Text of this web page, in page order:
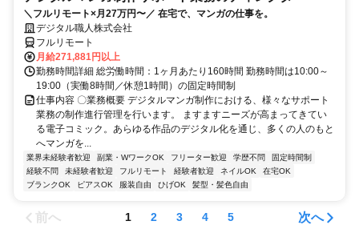
＼フルリモート×月27万円〜／ 在宅で、マンガの仕事を。
デジタル職人株式会社
フルリモート
月給271,881円以上
勤務時間詳細 総労働時間：1ヶ月あたり160時間 勤務時間は10:00～
19:00（実働8時間／休憩1時間）の固定時間制
仕事内容 〇業務概要 デジタルマンガ制作における、様々なサポート
業務の制作進行管理を行います。 ますますニーズが高まってきてい
る電子コミック。あらゆる作品のデジタル化を通じ、多くの人のもと
へマンガを...
業界未経験者歓迎 副業・WワークOK フリーター歓迎 学歴不問
固定時間制
経験不問
未経験者歓迎 フルリモート 経験者歓迎 ネイルOK
在宅OK
ブランクOK
ピアスOK 服装自由 ひげOK 髪型・髪色自由
前へ 1 2 3 4 5 次へ